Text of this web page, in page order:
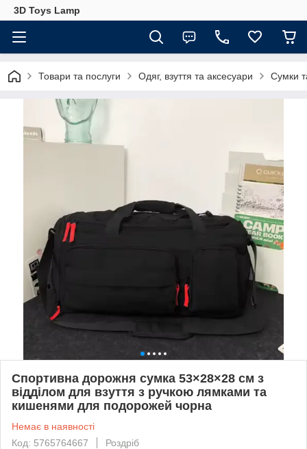
3D Toys Lamp
Товари та послуги Одяг, взуття та аксесуари Сумки
Спортивна дорожня сумка 53×28×28 см з
відділом для взуття з ручкою лямками та
кишенями для подорожей чорна
Немає в наявності
Код: 5765764667
Роздріб